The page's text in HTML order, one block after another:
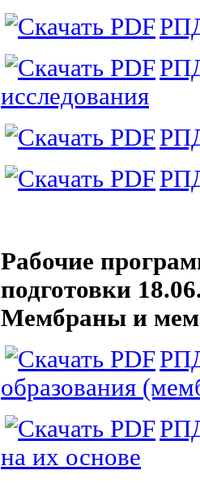
исследования
Рабочие
подготовки
Мембраны и
образования
на их основе